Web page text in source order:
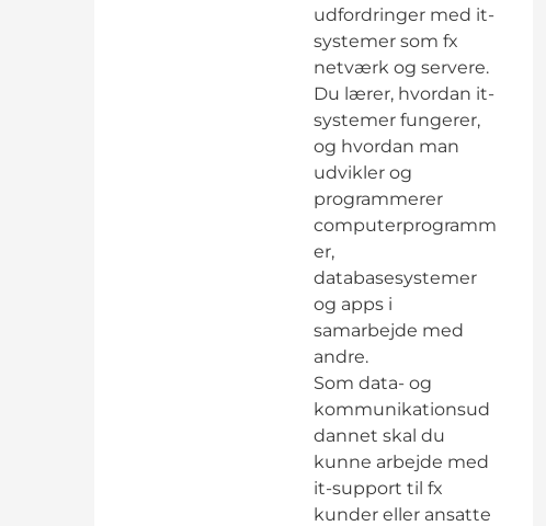
udfordringer med it-
systemer som fx
netværk og servere.
Du lærer, hvordan it-
systemer fungerer,
og hvordan man
udvikler og
programmerer
computerprogramm
er,
databasesystemer
og apps i
samarbejde med
andre.
Som data- og
kommunikationsud
dannet skal du
kunne arbejde med
it-support til fx
kunder eller ansatte